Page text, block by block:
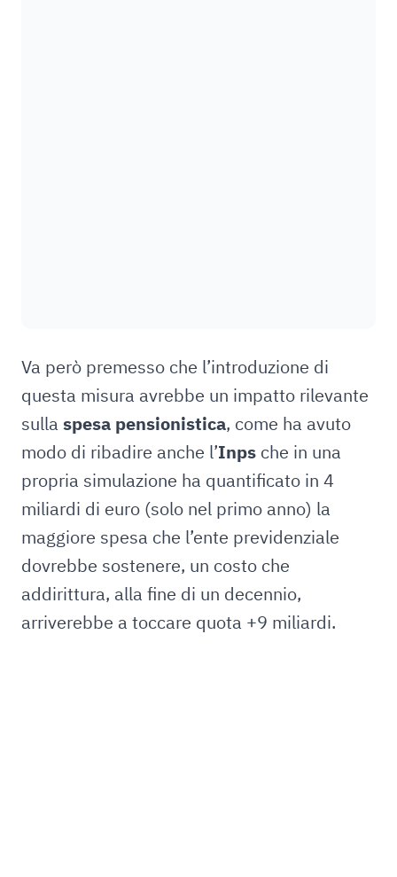
Va però premesso che l’introduzione di
questa misura avrebbe un impatto rilevante
sulla spesa pensionistica, come ha avuto
modo di ribadire anche l’Inps che in una
propria simulazione ha quantificato in 4
miliardi di euro (solo nel primo anno) la
maggiore spesa che l’ente previdenziale
dovrebbe sostenere, un costo che
addirittura, alla fine di un decennio,
arriverebbe a toccare quota +9 miliardi.